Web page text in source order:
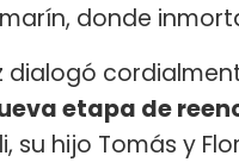
donde
dialogó
etapa de
su hijo Tomás y